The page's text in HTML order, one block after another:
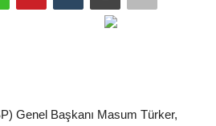
Genel Başkanı Masum Türker,